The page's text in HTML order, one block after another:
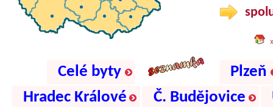
Celé byty
Plzeň
Hradec Králové
Č. Budějovice